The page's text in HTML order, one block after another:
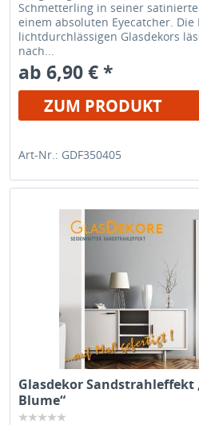
Schmetterling in seiner
einem absoluten Eyecatcher.
lichtdurchlässigen Glasdekors
nach...
ab 6,90 € *
ZUM PRODUKT
Art-Nr.: GDF350405
Glasdekor
Blume“